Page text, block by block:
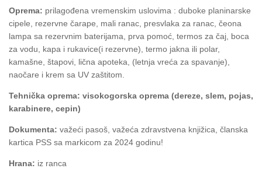
Oprema: prilagođena vremenskim uslovima : duboke planinarske
cipele, rezervne čarape, mali ranac, presvlaka za ranac, čeona
lampa sa rezervnim baterijama, prva pomoć, termos za čaj, boca
za vodu, kapa i rukavice(i rezervne), termo jakna ili polar,
kamašne, štapovi, lična apoteka, (letnja vreća za spavanje),
naočare i krem sa UV zaštitom.
Tehnička oprema: visokogorska oprema (dereze, slem, pojas,
karabinere, cepin)
Dokumenta: važeći pasoš, važeća zdravstvena knjižica, članska
kartica PSS sa markicom za 2024 godinu!
Hrana: iz ranca